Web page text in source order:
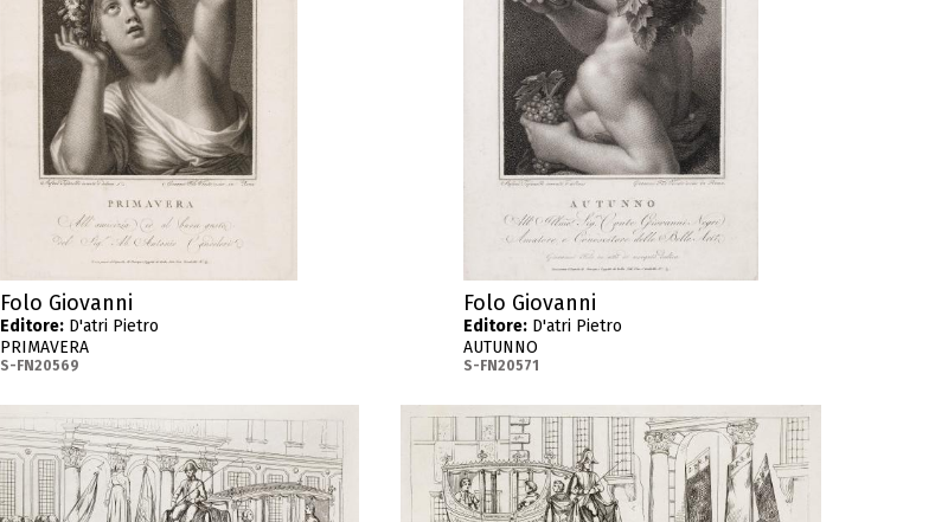
Folo Giovanni
Editore: D'atri Pietro
PRIMAVERA
S-FN20569
Folo Giovanni
Editore: D'atri Pietro
AUTUNNO
S-FN20571